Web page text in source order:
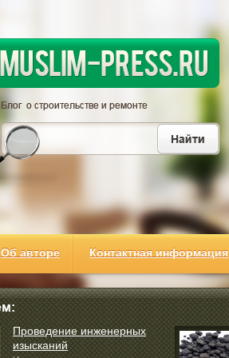
Об авторе Контактная информация
Проведение инженерных
изысканий